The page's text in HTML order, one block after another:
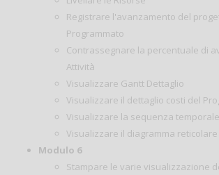
Registrare l'avanzamento del
Programmato
Contrassegnare la percentuale di
Attività
Visualizzare Gantt Dettaglio
Visualizzare il dettaglio costi del
Visualizzare la sequenza
Visualizzare il diagramma
Modulo 6
Stampare le varie visualizzazione